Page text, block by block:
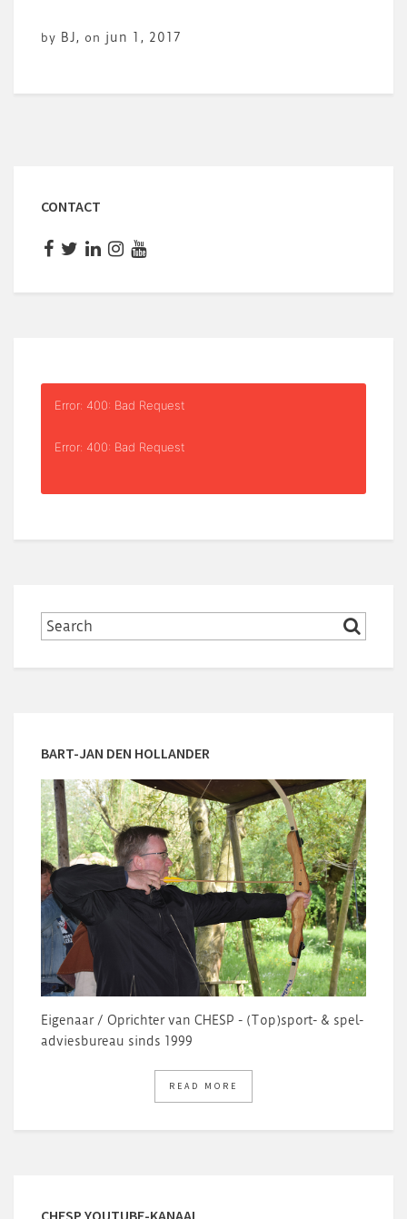
by BJ, on jun 1, 2017
CONTACT
Error: 400: Bad Request
Error: 400: Bad Request
BART-JAN DEN HOLLANDER
Eigenaar / Oprichter van CHESP - (Top)sport- & spel-
adviesbureau sinds 1999
READ MORE
CHESP YOUTUBE-KANAAL